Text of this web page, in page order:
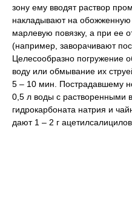
зону ему вводят раствор
накладывают на обожженную
марлевую повязку, а при ее
(например, заворачивают
Целесообразно погружение
воду или обмывание их
5 – 10 мин. Пострадавшему
0,5 л воды с растворенными
гидрокарбоната натрия и
дают 1 – 2 г